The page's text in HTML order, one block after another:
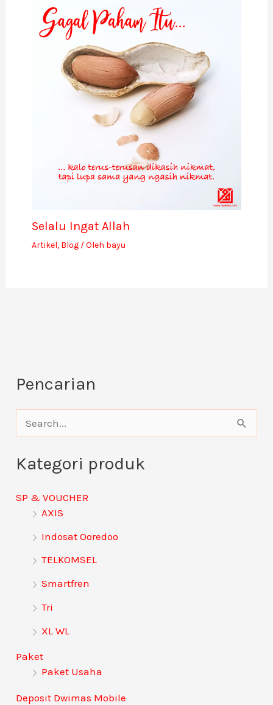
Selalu Ingat Allah
Artikel, Blog/ Oleh bayu
Pencarian
a
r
u
Kategori produk
SP & VOUCHER
AXIS
Indosat Ooredoo
TELKOMSEL
Smartfren
Tri
XL WL
Paket
Paket Usaha
Deposit Dwimas Mobile